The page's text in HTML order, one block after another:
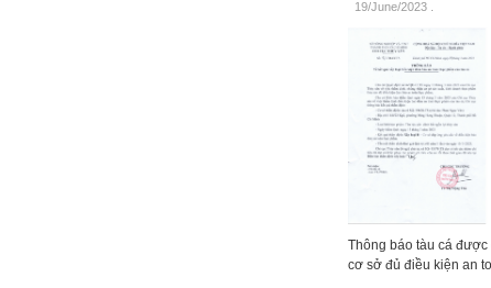
19/June/2023.
Thông báo tàu cá
cơ sở đủ điều kiện an